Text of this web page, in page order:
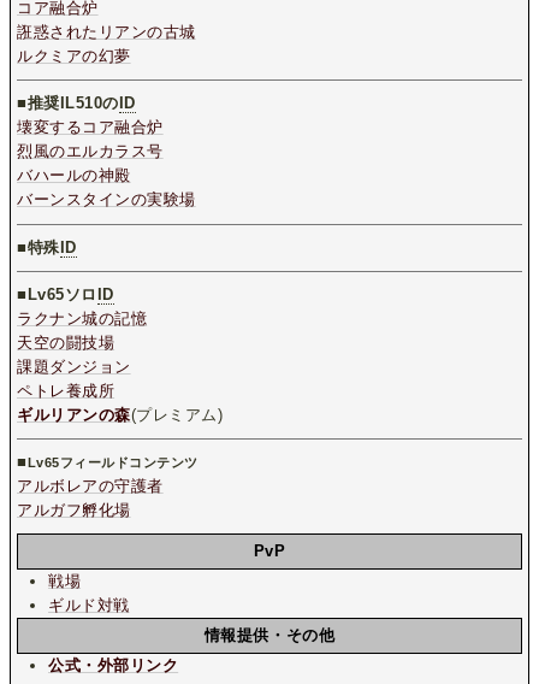
コア融合炉
誑惑されたリアンの古城
ルクミアの幻夢
■推奨IL510の ID
壊変するコア融合炉
烈風のエルカラス号
バハールの神殿
バーンスタインの実験場
■特殊ID
■ Lv65ソロ ID
ラクナン城の記憶
天空の闘技場
課題ダンジョン
ペトレ養成所
ギルリアンの森(プレミアム)
■Lv65フィールドコンテンツ
アルボレアの守護者
アルガフ孵化場
PvP
戦場
ギルド対戦
情報提供・その他
公式・外部リンク